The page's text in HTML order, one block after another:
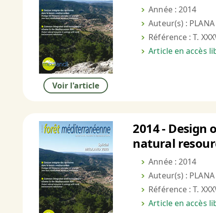
Voir l'article
Année : 2014
Auteur(s) : PLANA
Référence : T.
Article en accès
2014 -
natural
Année : 2014
Auteur(s) : PLANA
Référence : T.
Article en accès